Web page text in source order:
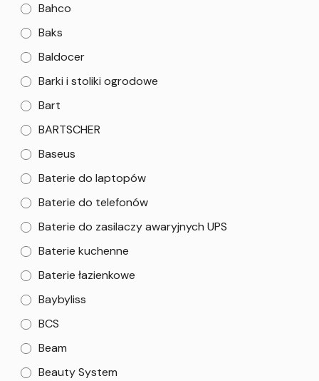
Bahco
Baks
Baldocer
Barki i stoliki ogrodowe
Bart
BARTSCHER
Baseus
Baterie do laptopów
Baterie do telefonów
Baterie do zasilaczy awaryjnych UPS
Baterie kuchenne
Baterie łazienkowe
Baybyliss
BCS
Beam
Beauty System